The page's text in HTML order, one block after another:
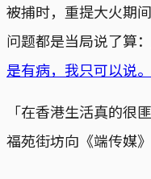
被捕时，重提大火期
问题都是当局说了算：
是有病，我只可以说。
「在香港生活真的很
福苑街坊向《端传媒》